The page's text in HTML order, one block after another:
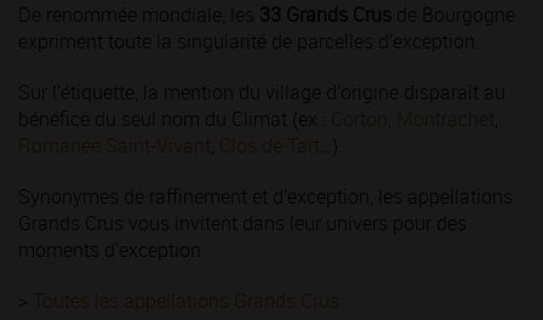
De renommée mondiale, les 33 Grands Crus de Bourgogne
expriment toute la singularité de parcelles d’exception.
Sur l’étiquette, la mention du village d’origine disparaît au
bénéfice du seul nom du Climat (ex : Corton Montrachet
Romanée Saint-Vivant Clos de Tart
Synonymes de raffinement et d’exception, les appellations
Grands Crus vous invitent dans leur univers pour des
moments d’exception.
Toutes les appellations Grands Crus